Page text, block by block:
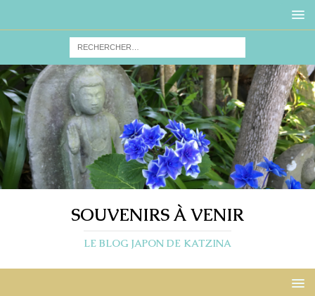
SOUVENIRS À VENIR
LE BLOG JAPON DE KATZINA